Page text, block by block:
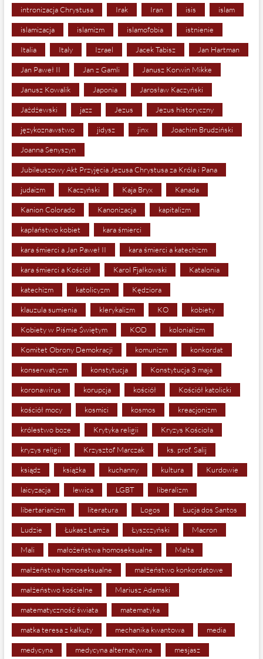
intronizacja Chrystusa Irak Iran isis islam
islamizacja islamizm islamofobia istnienie
Italia Italy Izrael Jacek Tabisz Jan Hartman
Jan Paweł II Jan z Gamli Janusz Korwin Mikke
Janusz Kowalik Japonia Jarosław Kaczyński
Jażdżewski jazz Jezus Jezus historyczny
językoznawstwo jidysz jinx Joachim Brudziński
Joanna Senyszyn
Jubileuszowy Akt Przyjęcia Jezusa Chrystusa za Króla i Pana
judaizm Kaczyński Kaja Bryx Kanada
Kanion Colorado Kanonizacja kapitalizm
kapłaństwo kobiet kara śmierci
kara śmierci a Jan Paweł II kara śmierci a katechizm
kara śmierci a Kościół Karol Fjałkowski Katalonia
katechizm katolicyzm Kędziora
klauzula sumienia klerykalizm KO kobiety
Kobiety w Piśmie Świętym KOD kolonializm
Komitet Obrony Demokracji komunizm konkordat
konserwatyzm konstytucja Konstytucja 3 maja
koronawirus korupcja kościół Kościół katolicki
kościół mocy kosmici kosmos kreacjonizm
królestwo boze Krytyka religii Kryzys Kościoła
kryzys religii Krzysztof Marczak ks. prof. Salij
ksiądz książka kuchanny kultura Kurdowie
laicyzacja lewica LGBT liberalizm
libertarianizm literatura Logos Łucja dos Santos
Ludzie Łukasz Lamża Łyszczyński Macron
Mali małożeństwa homoseksualne Malta
małżeństwa homoseksualne małżeństwo konkordatowe
małżeństwo kościelne Mariusz Adamski
matematyczność świata matematyka
matka teresa z kalkuty mechanika kwantowa media
medycyna medycyna alternatywna mesjasz